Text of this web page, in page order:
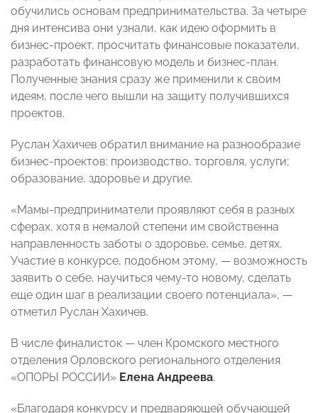
обучились основам предпринимательства. За четыре
дня интенсива они узнали, как идею оформить в
бизнес-проект, просчитать финансовые показатели,
разработать финансовую модель и бизнес-план.
Полученные знания сразу же применили к своим
идеям, после чего вышли на защиту получившихся
проектов.
Руслан Хахичев обратил внимание на разнообразие
бизнес-проектов: производство, торговля, услуги;
образование, здоровье и другие.
«Мамы-предприниматели проявляют себя в разных
сферах, хотя в немалой степени им свойственна
направленность заботы о здоровье, семье, детях.
Участие в конкурсе, подобном этому, — возможность
заявить о себе, научиться чему-то новому, сделать
еще один шаг в реализации своего потенциала», —
отметил Руслан Хахичев.
В числе финалисток — член Кромского местного
отделения Орловского регионального отделения
«ОПОРЫ РОССИИ» Елена Андреева.
«Благодаря конкурсу и предваряющей обучающей